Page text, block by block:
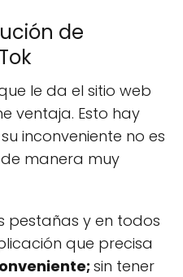
de
le da el sitio web
ventaja. Esto hay
inconveniente no es
manera muy
pestañas y en todos
que precisa
sin tener